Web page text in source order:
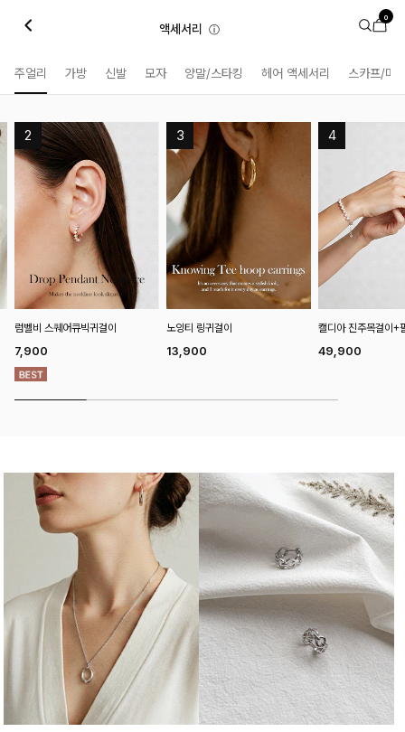
액세서리 ⓘ
0
주얼리 가방 신발 모자 양말/스타킹 헤어 액세서리 스카프/머
노잉티 링귀걸이
13,900
캘디아 진주목걸이+팔찌SET
49,900
프일드 담수진주팔찌
26,900